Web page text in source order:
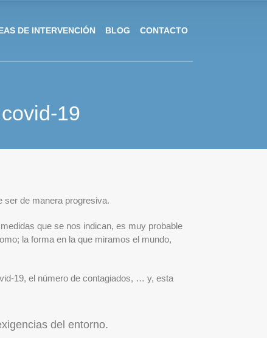
DE INTERVENCIÓN BLOG CONTACTO
19
ser de manera progresiva.
que se nos indican, es muy probable
la forma en la que miramos el mundo,
19, el número de contagiados, … y, esta
del entorno.